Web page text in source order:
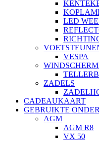
LED
VESPA
ZADELS
CADEAUKAART
GEBRUIKTE
AGM
AGM R8
VX 50